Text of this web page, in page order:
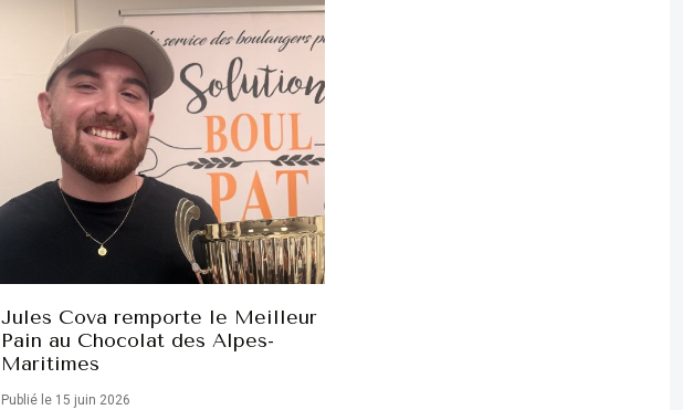
Jules Cova remporte le Meilleur
Pain au Chocolat des Alpes-
Maritimes
Publié le 15 juin 2026